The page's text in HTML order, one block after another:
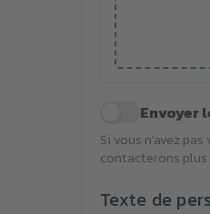
Envoyer
Si vous n'avez
contacterons plus
Texte de